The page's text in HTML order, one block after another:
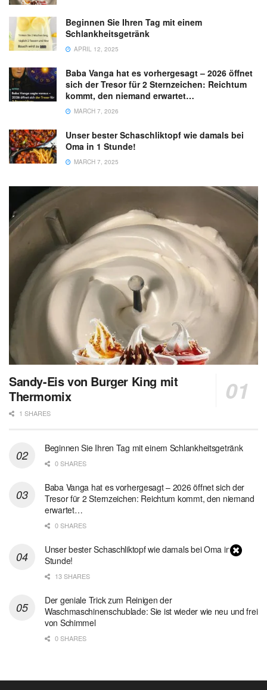
Beginnen Sie Ihren Tag mit einem
Schlankheitsgetränk
APRIL 12, 2025
Baba Vanga hat es vorhergesagt – 2026 öffnet
sich der Tresor für 2 Sternzeichen: Reichtum
kommt, den niemand erwartet…
MARCH 7, 2026
Unser bester Schaschliktopf wie damals bei
Oma in 1 Stunde!
MARCH 7, 2025
Sandy-Eis von Burger King mit
Thermomix
1 SHARES
Beginnen Sie Ihren Tag mit einem Schlankheitsgetränk
0 SHARES
Baba Vanga hat es vorhergesagt – 2026 öffnet sich der
Tresor für 2 Sternzeichen: Reichtum kommt, den niemand
erwartet…
0 SHARES
Unser bester Schaschliktopf wie damals bei Oma in 1
Stunde!
13 SHARES
Der geniale Trick zum Reinigen der
Waschmaschinenschublade: Sie ist wieder wie neu und frei
von Schimmel
0 SHARES